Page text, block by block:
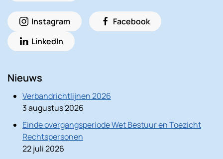
Instagram
Facebook
LinkedIn
Nieuws
Verbandrichtlijnen 2026
3 augustus 2026
Einde overgangsperiode Wet Bestuur en Toezicht
Rechtspersonen
22 juli 2026